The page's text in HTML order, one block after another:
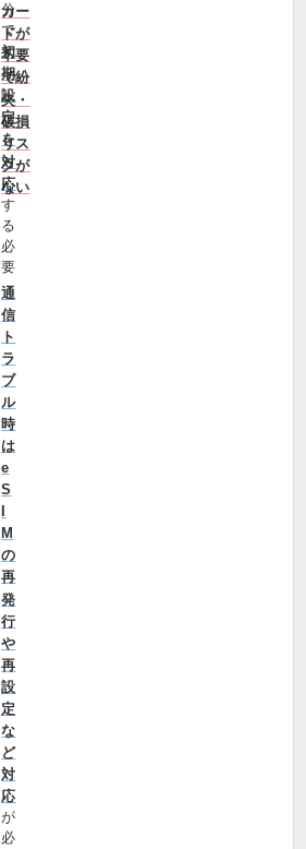
カー
ドが
不要
で紛
失・
破損
リス
クが
ない
分
で
初
期
設
定
を
対
応
す
る
必
要
通
信
ト
ラ
ブ
ル
時
は
e
S
M
の
再
発
行
や
再
設
定
な
ど
対
応
が
必